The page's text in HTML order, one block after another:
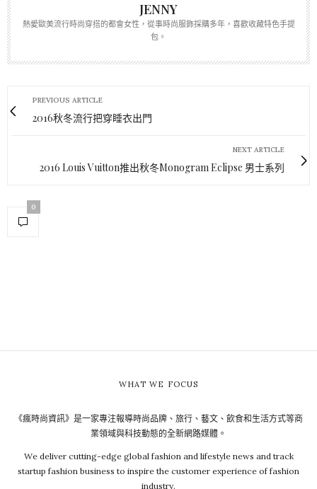
JENNY
熱愛歐美流行時尚穿搭的都會女性，從事時尚服飾採購多年，喜歡收藏特色手提
包。
PREVIOUS ARTICLE
2016秋冬流行把穿睡衣出門
NEXT ARTICLE
2016 Louis Vuitton推出秋冬Monogram Eclipse 男士系列
0
WHAT WE FOCUS
《瘋時尚資訊》是一家專注報導時尚品牌、旅行、藝文、飲食和生活方式等商
業領域與科技動態的全新網路媒體。
We deliver cutting-edge global fashion and lifestyle news and track
startup fashion business to inspire the customer experience of fashion
industry.